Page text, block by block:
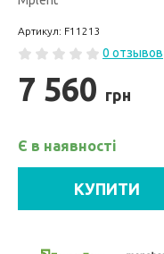
Артикул: F11213
0 отзывов
7 560 грн
Є в наявності
КУПИТИ